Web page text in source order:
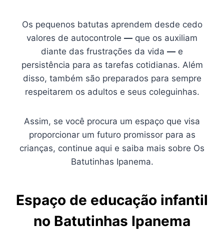
Os pequenos batutas aprendem desde cedo
valores de autocontrole — que os auxiliam
diante das frustrações da vida — e
persistência para as tarefas cotidianas. Além
disso, também são preparados para sempre
respeitarem os adultos e seus coleguinhas.
Assim, se você procura um espaço que visa
proporcionar um futuro promissor para as
crianças, continue aqui e saiba mais sobre Os
Batutinhas Ipanema.
Espaço de educação infantil
no Batutinhas Ipanema